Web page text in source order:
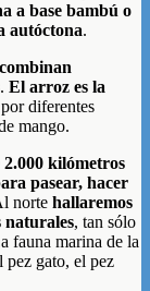
a base bambú o
autóctona.
. El arroz es la
diferentes
mango.
2.000 kilómetros
pasear, hacer
norte hallaremos
naturales, tan sólo
fauna marina de la
pez gato, el pez